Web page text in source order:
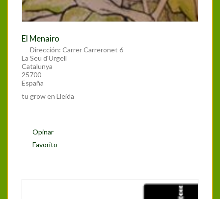
El Menairo
Dirección:Carrer Carreronet 6
La Seu d'Urgell
Catalunya
25700
España
tu grow en Lleida
Opinar
Favorito